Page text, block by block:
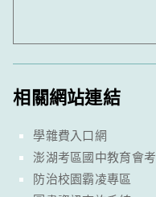
相關網站連結
學雜費入口網
澎湖考區國中教育會考
防治校園霸凌專區